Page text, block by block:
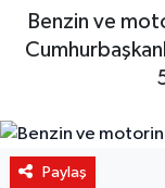
Benzin ve
Paylaş